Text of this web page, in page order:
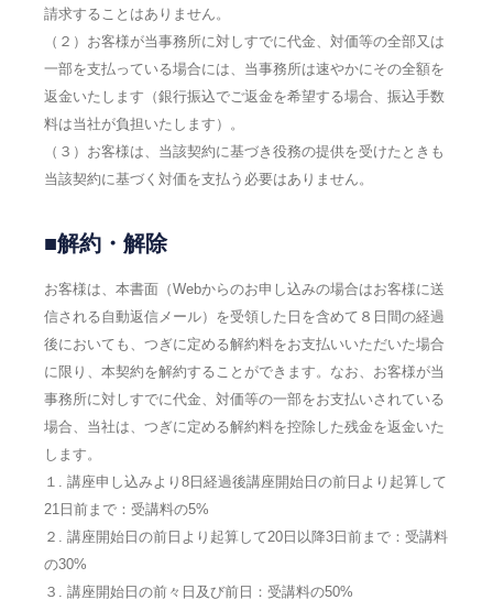
請求することはありません。
（２）お客様が当事務所に対しすでに代金、対価等の全部又は
一部を支払っている場合には、当事務所は速やかにその全額を
返金いたします（銀行振込でご返金を希望する場合、振込手数
料は当社が負担いたします）。
（３）お客様は、当該契約に基づき役務の提供を受けたときも
当該契約に基づく対価を支払う必要はありません。
■解約・解除
お客様は、本書面（Webからのお申し込みの場合はお客様に送
信される自動返信メール）を受領した日を含めて８日間の経過
後においても、つぎに定める解約料をお支払いいただいた場合
に限り、本契約を解約することができます。なお、お客様が当
事務所に対しすでに代金、対価等の一部をお支払いされている
場合、当社は、つぎに定める解約料を控除した残金を返金いた
します。
１. 講座申し込みより8日経過後講座開始日の前日より起算して
21日前まで：受講料の5%
２. 講座開始日の前日より起算して20日以降3日前まで：受講料
の30%
３. 講座開始日の前々日及び前日：受講料の50%